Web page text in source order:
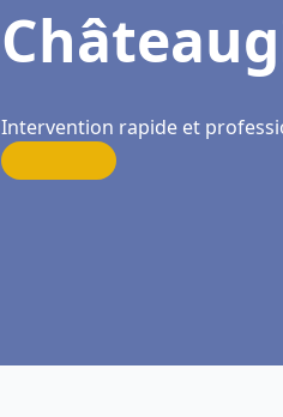
Intervention rapide et